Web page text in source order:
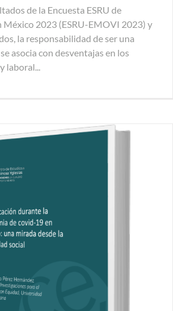
de la Encuesta ESRU de
México 2023 (ESRU-EMOVI 2023) y
la responsabilidad de ser una
asocia con desventajas en los
laboral...